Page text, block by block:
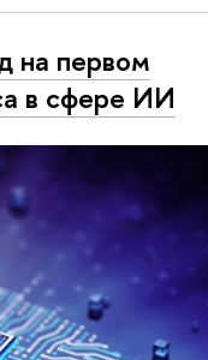
на первом
в сфере ИИ